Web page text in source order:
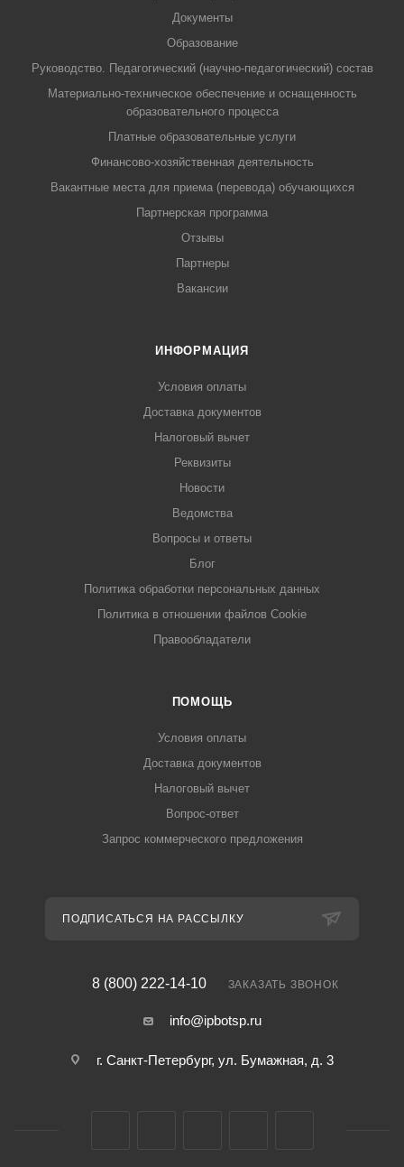
Документы
Образование
Руководство. Педагогический (научно-педагогический) состав
Материально-техническое обеспечение и оснащенность
образовательного процесса
Платные образовательные услуги
Финансово-хозяйственная деятельность
Вакантные места для приема (перевода) обучающихся
Партнерская программа
Отзывы
Партнеры
Вакансии
ИНФОРМАЦИЯ
Условия оплаты
Доставка документов
Налоговый вычет
Реквизиты
Новости
Ведомства
Вопросы и ответы
Блог
Политика обработки персональных данных
Политика в отношении файлов Cookie
Правообладатели
ПОМОЩЬ
Условия оплаты
Доставка документов
Налоговый вычет
Вопрос-ответ
Запрос коммерческого предложения
ПОДПИСАТЬСЯ НА РАССЫЛКУ
8 (800) 222-14-10 ЗАКАЗАТЬ ЗВОНОК
info@ipbotsp.ru
г. Санкт-Петербург, ул. Бумажная, д. 3